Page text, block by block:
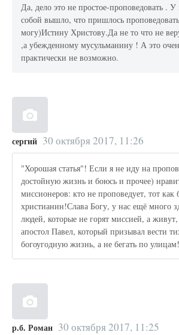
Да, дело это не простое-проповедовать . У
собой вышло, что пришлось
могу)Истину Христову.Да не то что не
,а убежденному мусульманину ! А это
практически не возможно.
сергий 30 октября 2017, 11:26
"Хорошая статья"! Если я не иду на
достойную жизнь и боюсь и прочее)
миссионеров: кто не проповедует, тот как
христианин!Слава Богу, у нас ещё много
людей, которые не горят миссией, а
апостол Павел, который призывал вести
богоугодную жизнь, а не бегать по улицам!
р.б. Роман 30 октября 2017, 11:25